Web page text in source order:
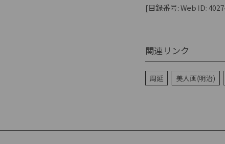
[目録番号: Web ID:
関連リンク
周延 美人画(明治)